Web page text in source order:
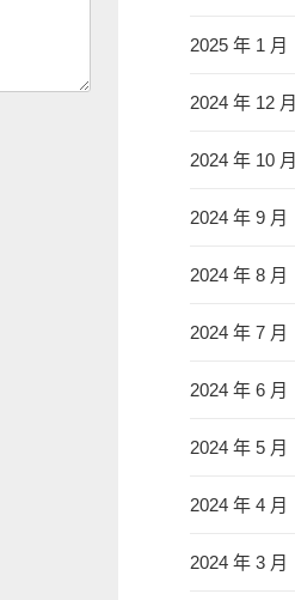
2025 年 1 月
2024 年 12 月
2024 年 10 月
2024 年 9 月
2024 年 8 月
2024 年 7 月
2024 年 6 月
2024 年 5 月
2024 年 4 月
2024 年 3 月